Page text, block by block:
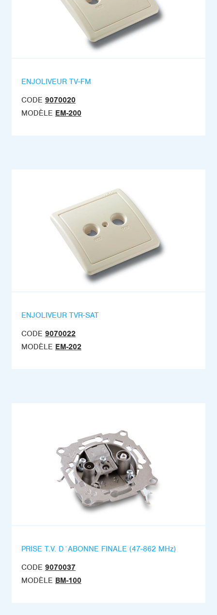
ENJOLIVEUR TV-FM
CODE 9070020
MODÈLE EM-200
ENJOLIVEUR TVR-SAT
CODE 9070022
MODÈLE EM-202
PRISE T.V. D´ABONNE FINALE (47-862 MHz)
CODE 9070037
MODÈLE BM-100